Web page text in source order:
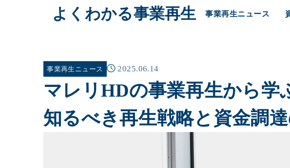
よくわかる事業再生 事業再生ニュース
事業再生ニュース 2025.06.14
マレリHDの事業再生から学
知るべき再生戦略と資金調